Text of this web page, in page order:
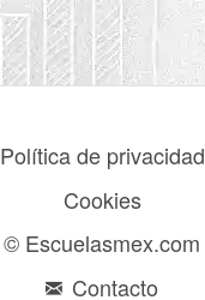
Política de privacidad
Cookies
© Escuelasmex.com
Contacto